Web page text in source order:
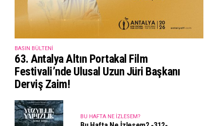
BASIN BÜLTENI
63. Antalya Altın Portakal Film
Festivali’nde Ulusal Uzun Jüri Başkanı
Derviş Zaim!
BU HAFTA NE İZLESEM?